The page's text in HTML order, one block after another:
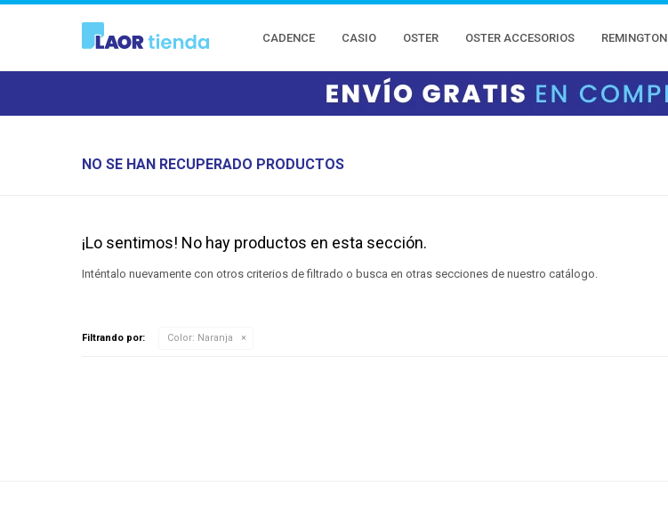
CADENCE CASIO OSTER OSTER ACCESORIOS REMINGTON
NO SE HAN RECUPERADO PRODUCTOS
¡Lo sentimos! No hay productos en esta sección.
Inténtalo nuevamente con otros criterios de filtrado o busca en otras secciones de nuestro catálogo.
Filtrando por: Color: Naranja